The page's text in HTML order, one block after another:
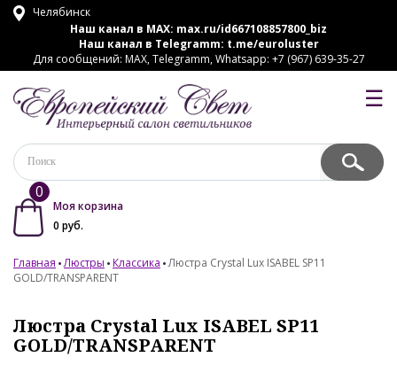
Челябинск
Наш канал в MAX: max.ru/id667108857800_biz
Наш канал в Telegramm: t.me/euroluster
Для сообщений: MAX, Telegramm, Whatsapp: +7 (967) 639-35-27
☰
0
Моя корзина
0 руб.
Главная Люстры Классика Люстра Crystal Lux ISABEL SP11
GOLD/TRANSPARENT
Люстра Crystal Lux ISABEL SP11
GOLD/TRANSPARENT